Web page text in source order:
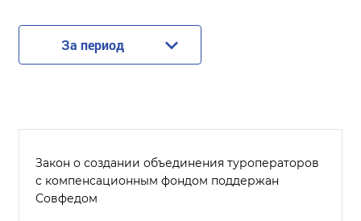
За период
Закон о создании объединения туроператоров
с компенсационным фондом поддержан
Совфедом